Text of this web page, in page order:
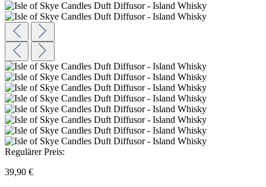
Regulärer Preis:
39,90 €